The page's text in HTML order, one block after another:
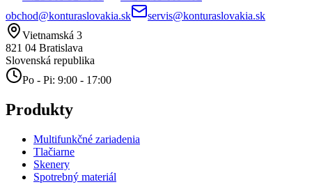
obchod@konturaslovakia.sk
servis@konturaslovakia.sk
Vietnamská 3
821 04 Bratislava
Slovenská republika
Po - Pi: 9:00 - 17:00
Produkty
Multifunkčné zariadenia
Tlačiarne
Skenery
Spotrebný materiál